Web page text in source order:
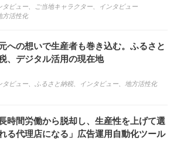
タビュー ご当地キャラクター
インタビュー
方活性化
への想いで生産者も巻き込む。ふるさと
、デジタル活用の現在地
タビュー ふるさと納税、 インタビュー 地方活性化
長時間労働から脱却し、生産性を上げて選
る代理店になる」広告運用自動化ツール